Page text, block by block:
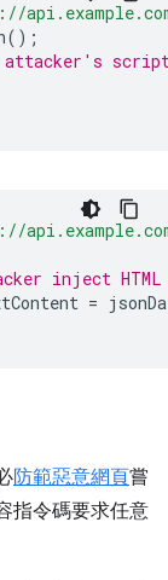
();
attacker's
inject HTML
=
防範惡意網頁嘗
指令碼要求任意